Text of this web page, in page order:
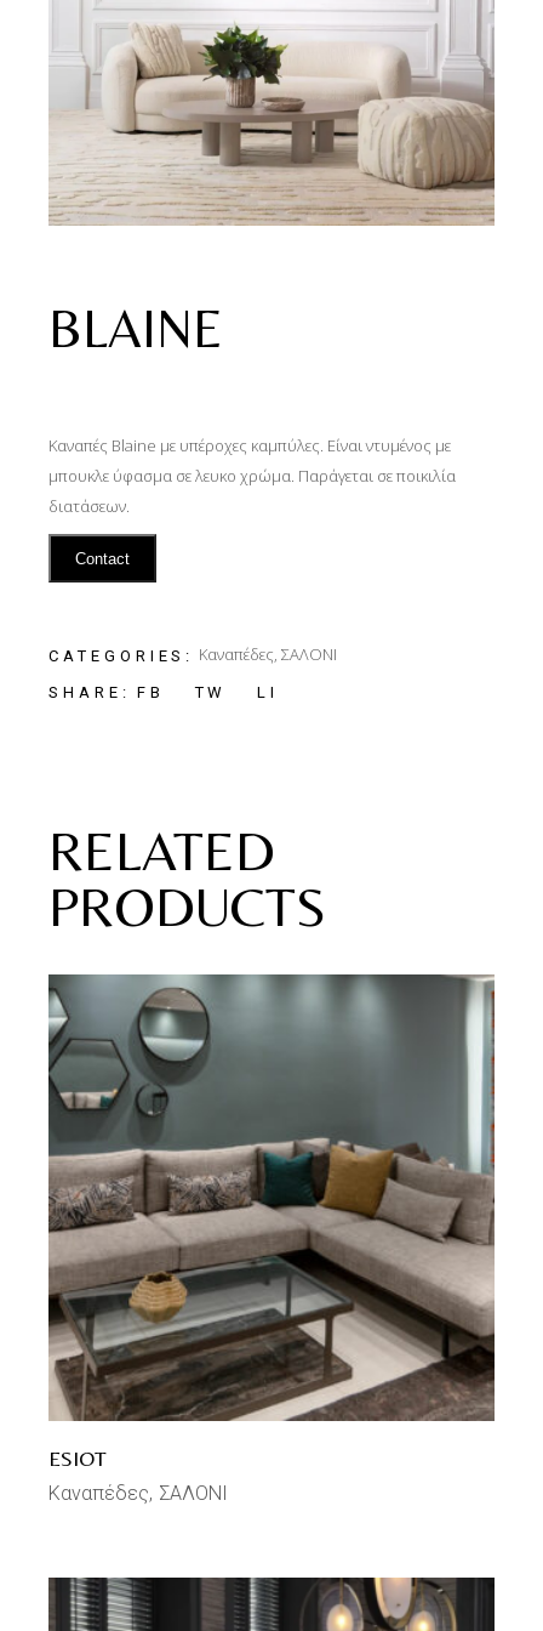
BLAINE
Καναπές Blaine με υπέροχες καμπύλες. Είναι ντυμένος με
μπουκλε ύφασμα σε λευκο χρώμα. Παράγεται σε ποικιλία
διατάσεων.
Contact
CATEGORIES: Καναπέδες,ΣΑΛΟΝΙ
SHARE: FB TW LI
RELATED
PRODUCTS
ESIOT
Καναπέδες ΣΑΛΟΝΙ